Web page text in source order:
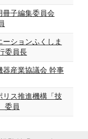
子編集委員会
ーションふくしま
委員長
産業協議会 幹事
ス推進機構「技
委員